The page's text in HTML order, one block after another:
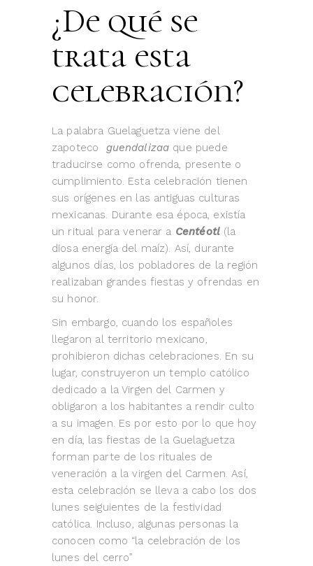
¿De qué se
trata esta
celebración?
La palabra Guelaguetza viene del
zapoteco guendalizaa que puede
traducirse como ofrenda, presente o
cumplimiento. Esta celebración tienen
sus orígenes en las antiguas culturas
mexicanas. Durante esa época, existía
un ritual para venerar a Centéotl(la
diosa energía del maíz). Así, durante
algunos días, los pobladores de la región
realizaban grandes fiestas y ofrendas en
su honor.
Sin embargo, cuando los españoles
llegaron al territorio mexicano,
prohibieron dichas celebraciones. En su
lugar, construyeron un templo católico
dedicado a la Virgen del Carmen y
obligaron a los habitantes a rendir culto
a su imagen. Es por esto por lo que hoy
en día, las fiestas de la Guelaguetza
forman parte de los rituales de
veneración a la virgen del Carmen. Así,
esta celebración se lleva a cabo los dos
lunes seiguientes de la festividad
católica. Incluso, algunas personas la
conocen como “la celebración de los
lunes del cerro”